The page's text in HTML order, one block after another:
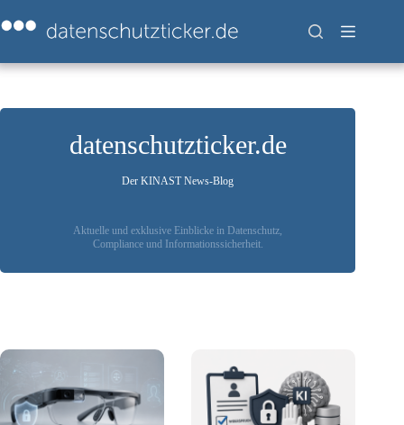
Inhalt
springen
datenschutzticker.de
Der KINAST News-Blog
Aktuelle und exklusive Einblicke in Datenschutz,
Compliance und Informationssicherheit.